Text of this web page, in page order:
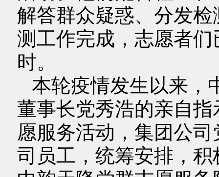
解答群众疑惑、分发
测工作完成，志愿者
时。
本轮疫情发生以来，
董事长党秀浩的亲自
愿服务活动，集团公
司员工，统筹安排，